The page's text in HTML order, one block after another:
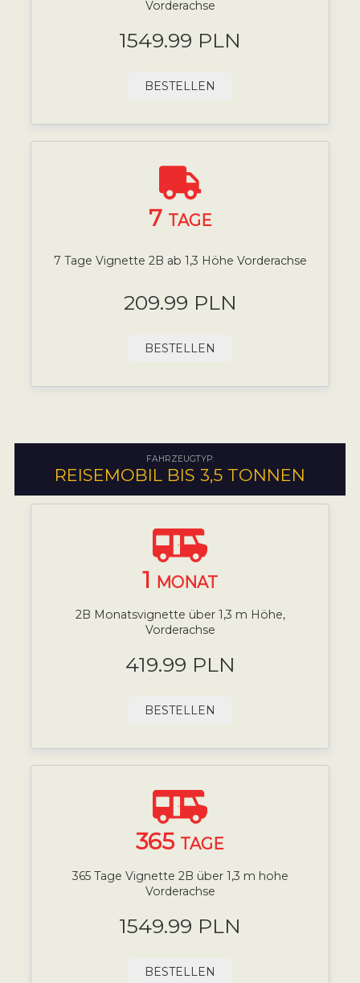
Vorderachse
1549.99 PLN
BESTELLEN
7 TAGE
7 Tage Vignette 2B ab 1,3 Höhe Vorderachse
209.99 PLN
BESTELLEN
FAHRZEUGTYP:
REISEMOBIL BIS 3,5 TONNEN
1 MONAT
2B Monatsvignette über 1,3 m Höhe,
Vorderachse
419.99 PLN
BESTELLEN
365 TAGE
365 Tage Vignette 2B über 1,3 m hohe
Vorderachse
1549.99 PLN
BESTELLEN